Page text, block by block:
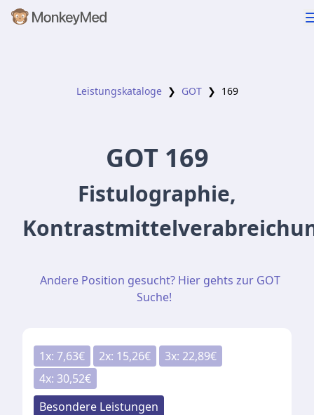
Leistungskataloge ❯ GOT ❯ 169
GOT 169
Fistulographie,
Andere Position gesucht? Hier gehts zur GOT
Suche!
1x: 7,63€ 2x: 15,26€ 3x: 22,89€
4x: 30,52€
Besondere Leistungen